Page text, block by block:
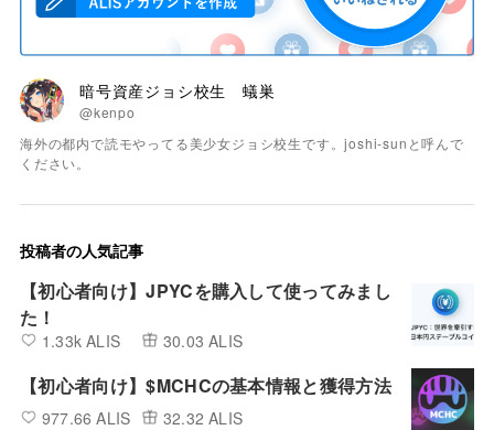
暗号資産ジョシ校生 蟻巣
@kenpo
海外の都内で読モやってる美少女ジョシ校生です。joshi-sunと呼んで
ください。
投稿者の人気記事
【初心者向け】JPYCを購入して使ってみまし
た！
1.33k ALIS 30.03 ALIS
【初心者向け】$MCHCの基本情報と獲得方法
977.66 ALIS 32.32 ALIS